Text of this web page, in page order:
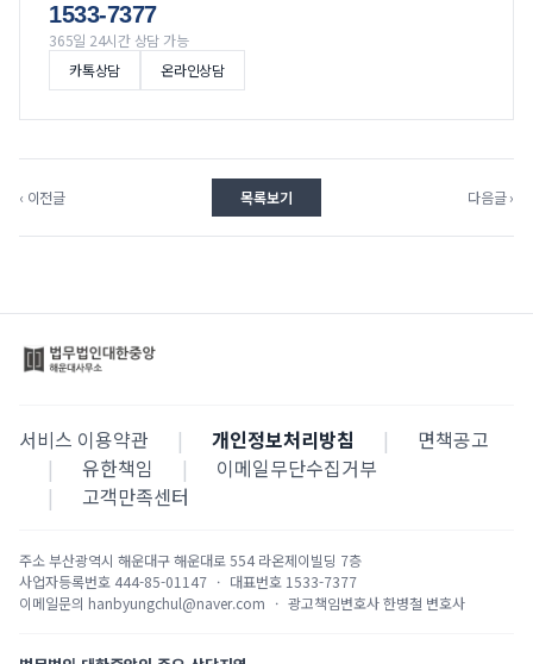
1533-7377
365일 24시간 상담 가능
카톡상담
온라인상담
‹ 이전글 목록보기 다음글 ›
서비스 이용약관 | 개인정보처리방침 |
면책공고
|
유한책임 |
이메일무단수집거부
|
고객만족센터
주소부산광역시 해운대구 해운대로 554 라온제이빌딩 7층
사업자등록번호 444-85-01147 · 대표번호 1533-7377
이메일문의 hanbyungchul@naver.com · 광고책임변호사한병철 변호사